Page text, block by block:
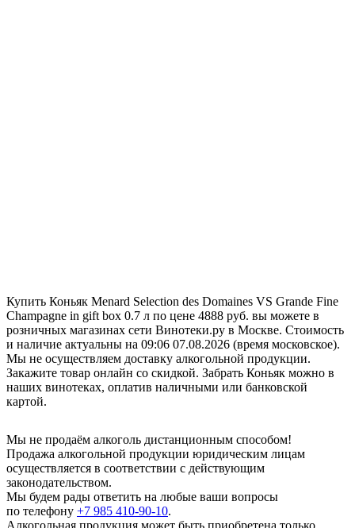
Купить Коньяк Menard Selection des Domaines VS Grande Fine
Champagne in gift box 0.7 л по цене 4888 руб. вы можете в
розничных магазинах сети Винотеки.ру в Москве. Стоимость
и наличие актуальны на 09:06 07.08.2026 (время московское).
Мы не осуществляем доставку алкогольной продукции.
Закажите товар онлайн со скидкой. Забрать Коньяк можно в
наших винотеках, оплатив наличными или банковской
картой.
Мы не продаём алкоголь дистанционным способом!
Продажа алкогольной продукции юридическим лицам
осуществляется в соответствии с действующим
законодательством.
Мы будем рады ответить на любые ваши вопросы
по телефону +7 985 410-90-10.
Алкогольная продукция может быть приобретена только